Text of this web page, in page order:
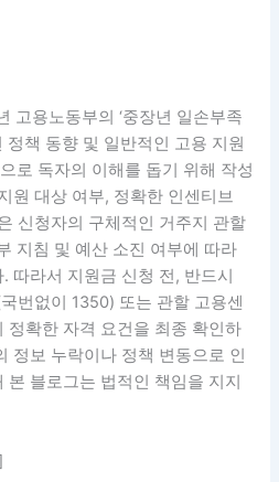
고용노동부의 ‘중장년 일손부족
정책 동향 및 일반적인 고용 지원
로 독자의 이해를 돕기 위해 작성
원 대상 여부, 정확한 인센티브
신청자의 구체적인 거주지 관할
지침 및 예산 소진 여부에 따라
따라서 지원금 신청 전, 반드시
번없이 1350) 또는 관할 고용센
정확한 자격 요건을 최종 확인하
정보 누락이나 정책 변동으로 인
본 블로그는 법적인 책임을 지지